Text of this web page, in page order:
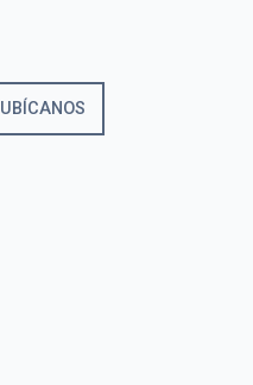
UBÍCANOS